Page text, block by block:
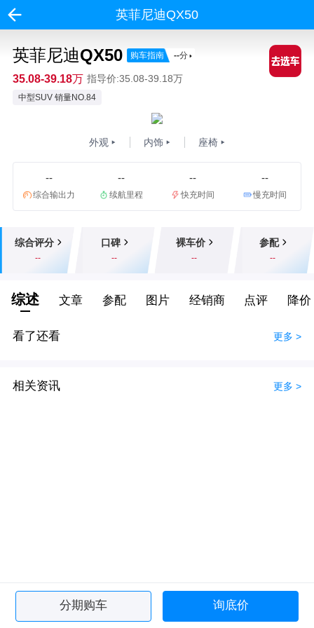
英菲尼迪QX50
英菲尼迪QX50 购车指南 --分
35.08-39.18万 指导价:35.08-39.18万
中型SUV 销量NO.84
外观 内饰 座椅
--
综合输出力
--
续航里程
--
快充时间
--
慢充时间
综合评分
--
口碑
--
裸车价
--
参配
--
综述 文章 参配 图片 经销商 点评 降价
看了还看 更多 >
相关资讯 更多 >
分期购车 询底价